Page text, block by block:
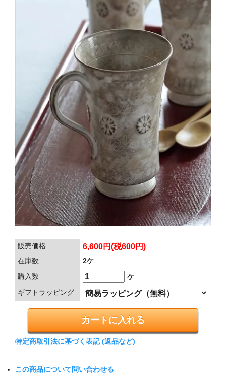
販売価格 6,600円(税600円)
在庫数
2ケ
購入数
ケ
ギフトラッピング
特定商取引法に基づく表記 (返品など)
この商品について問い合わせる